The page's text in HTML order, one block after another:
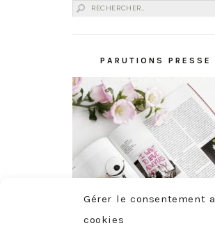
Gérer le consentement
cookies
Rechercher :
PARUTIONS PRESSE